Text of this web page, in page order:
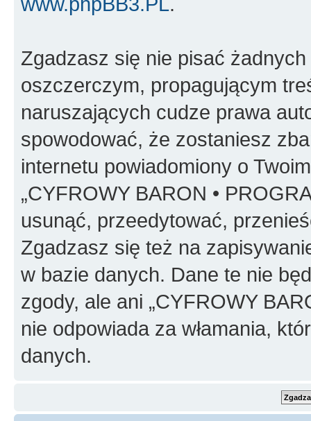
Zgadzasz się nie pisać
oszczerczym, propagującym
naruszających cudze prawa
spowodować, że zostaniesz
internetu powiadomiony o
„CYFROWY BARON •
usunąć, przeedytować,
Zgadzasz się też na
w bazie danych. Dane te nie
zgody, ale ani „CYFROWY
nie odpowiada za włamania,
danych.